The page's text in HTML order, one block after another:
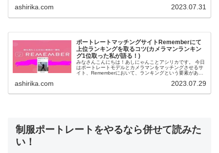
ashirika.com 2023.07.31
ポートレートマッチングサイトRememberにて
上位ランキングを取るコツ(カメラマンランキン
グ1位取った私が語る！)
みなさんこんにちは！あしにゃんことアシリカです。 今日
はポートレートモデルとカメラマンをマッチングさせるサ
イト、Rememberにおいて、ランキングという要素があり
ashirika.com 2023.07.29
制服ポートレートをやるなら併せて読みた
い！